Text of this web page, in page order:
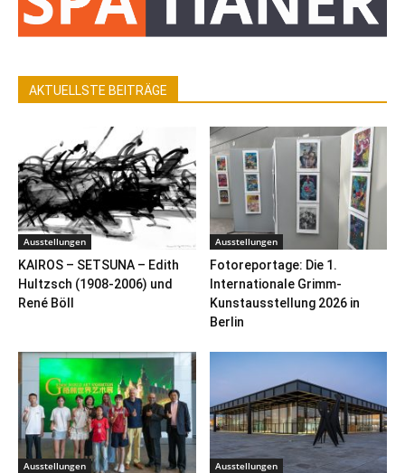
AKTUELLSTE BEITRÄGE
Ausstellungen
KAIROS – SETSUNA – Edith
Hultzsch (1908-2006) und
René Böll
Ausstellungen
Fotoreportage: Die 1.
Internationale Grimm-
Kunstausstellung 2026 in
Berlin
Ausstellungen Ausstellungen